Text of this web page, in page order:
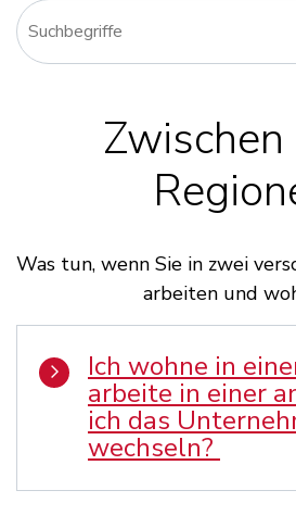
Was tun, wenn Sie in zwei
arbeiten und
Ich wohne in
arbeite in einer
ich das
wechseln?